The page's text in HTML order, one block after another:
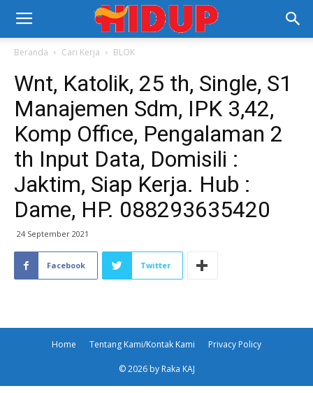
Beranda Cari Kerja BLOK
Wnt, Katolik, 25 th, Single, S1
Manajemen Sdm, IPK 3,42,
Komp Office, Pengalaman 2
th Input Data, Domisili :
Jaktim, Siap Kerja. Hub :
Dame, HP. 088293635420
24 September 2021
Facebook Twitter
Home Tentang Kami/Kontak Kami Privacy Policy
© 2026 by Raka KAJ